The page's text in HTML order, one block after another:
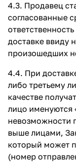
4.3. Продавец
согласованные
доставке ввиду
произошедших
4.4. При
либо третьему
качестве
лицо именуются
невозможности
выше лицами,
который может
(номер